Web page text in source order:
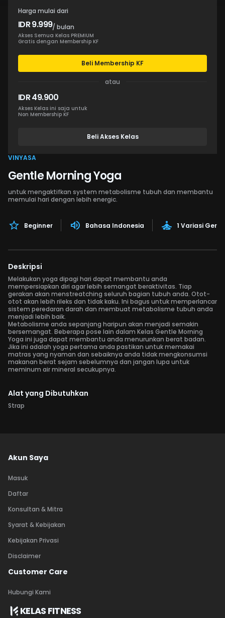
Harga mulai dari
IDR 9.999/ bulan
Akses Semua Kelas PREMIUM
Gratis dengan Membership KF
Beli Membership KF
atau
IDR 49.900
Akses Kelas ini saja untuk
Non Membership KF
Beli Akses Kelas
VINYASA
Gentle Morning Yoga
untuk mengaktifkan system metabolisme tubuh dan membantu
memulai hari dengan lebih energic.
Beginner Bahasa Indonesia 1 Variasi
Deskripsi
Melakukan yoga dipagi hari dapat membantu anda
mempersiapkan diri agar lebih semangat beraktivitas. Tiap
gerakan akan menstreatching seluruh bagian tubuh anda. Otot-
otot akan lebih rileks dan tidak kaku. Ini bagus untuk memperlancar
sistem peredaran darah dan membuat metabolisme tubuh anda
menjadi lebih baik.
Metabolisme anda sepanjang haripun akan menjadi semakin
bersemangat. Beberapa pose lain dalam Kelas Gentle Morning
Yoga ini juga dapat membantu anda menurunkan berat badan.
Jika ini adalah yoga pertama anda pastikan untuk memakai
matras yang nyaman dan sebaiknya anda tidak mengkonsumsi
makanan berat sejam sebelumnya dan jangan lupa untuk
meminum air mineral secukupnya.
Alat yang Dibutuhkan
Strap
Akun Saya
Masuk
Daftar
Konsultan & Mitra
Syarat & Kebijakan
Kebijakan Privasi
Disclaimer
Customer Care
Hubungi Kami
KELAS FITNESS